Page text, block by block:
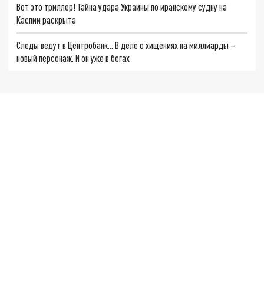
Вот это триллер! Тайна удара Украины по иранскому судну на
Каспии раскрыта
Следы ведут в Центробанк… В деле о хищениях на миллиарды –
новый персонаж. И он уже в бегах